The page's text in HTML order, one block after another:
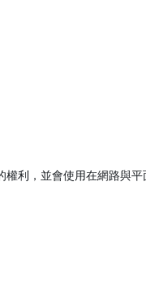
利，並會使用在網路與平